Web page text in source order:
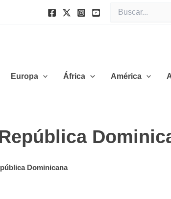
por:
Europa África América
Dominicana